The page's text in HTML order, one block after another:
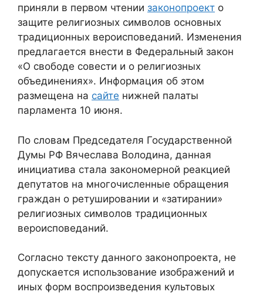
приняли в первом чтении законопроект о
защите религиозных символов основных
традиционных вероисповеданий. Изменения
предлагается внести в Федеральный закон
«О свободе совести и о религиозных
объединениях». Информация об этом
размещена на сайте нижней палаты
парламента 10 июня.
По словам Председателя Государственной
Думы РФ Вячеслава Володина, данная
инициатива стала закономерной реакцией
депутатов на многочисленные обращения
граждан о ретушировании и «затирании»
религиозных символов традиционных
вероисповеданий.
Согласно тексту данного законопроекта, не
допускается использование изображений и
иных форм воспроизведения культовых